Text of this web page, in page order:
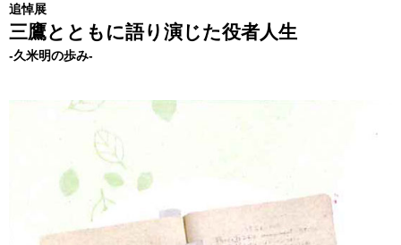
追悼展
三鷹とともに語り演じた役者人生
-久米明の歩み-